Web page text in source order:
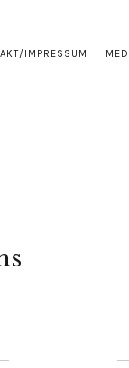
IMPRESSUM